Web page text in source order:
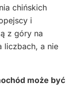
chińskich
i
z góry na
liczbach, a nie
może być